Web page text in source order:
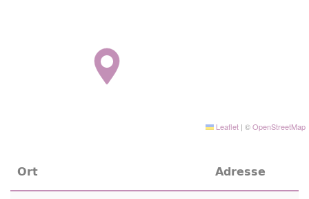
Leaflet | ©OpenStreetMap
Ort Adresse